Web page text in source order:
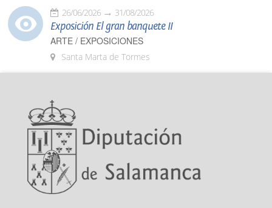
26/06/2026 31/08/2026
Exposición El gran banquete II
ARTE / EXPOSICIONES
Santa Marta de Tormes